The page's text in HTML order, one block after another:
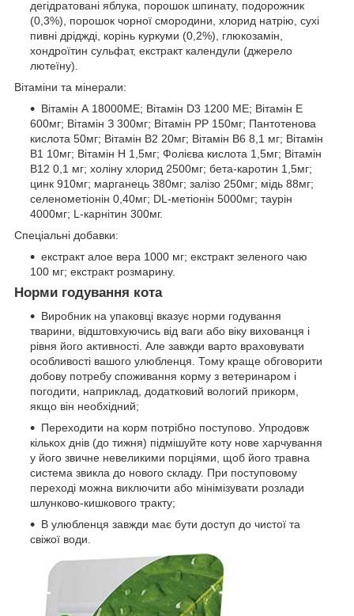
дегідратовані яблука, порошок шпинату, подорожник
(0,3%), порошок чорної смородини, хлорид натрію, сухі
пивні дріджді, корінь куркуми (0,2%), глюкозамін,
хондроїтин сульфат, екстракт календули (джерело
лютеїну).
Вітаміни та мінерали:
Вітамін А 18000МЕ; Вітамін D3 1200 МЕ; Вітамін Е
600мг; Вітамін З 300мг; Вітамін РР 150мг; Пантотенова
кислота 50мг; Вітамін В2 20мг; Вітамін В6 8,1 мг; Вітамін
В1 10мг; Вітамін Н 1,5мг; Фолієва кислота 1,5мг; Вітамін
В12 0,1 мг; холіну хлорид 2500мг; бета-каротин 1,5мг;
цинк 910мг; марганець 380мг; залізо 250мг; мідь 88мг;
селенометіонін 0,40мг; DL-метіонін 5000мг; таурін
4000мг; L-карнітин 300мг.
Спеціальні добавки:
екстракт алое вера 1000 мг; екстракт зеленого чаю
100 мг; екстракт розмарину.
Норми годування кота
Виробник на упаковці вказує норми годування
тварини, відштовхуючись від ваги або віку вихованця і
рівня його активності. Але завжди варто враховувати
особливості вашого улюбленця. Тому краще обговорити
добову потребу споживання корму з ветеринаром і
погодити, наприклад, додатковий вологий прикорм,
якщо він необхідний;
Переходити на корм потрібно поступово. Упродовж
кількох днів (до тижня) підмішуйте коту нове харчування
у його звичне невеликими порціями, щоб його травна
система звикла до нового складу. При поступовому
переході можна виключити або мінімізувати розлади
шлунково-кишкового тракту;
В улюбленця завжди має бути доступ до чистої та
свіжої води.